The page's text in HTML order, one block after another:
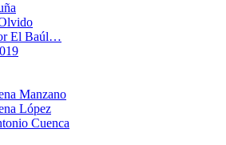
El Baúl…
Manzano
López
Cuenca